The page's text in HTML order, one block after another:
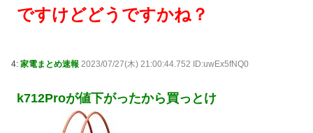
ですけどどうですかね？
4: 家電まとめ速報 2023/07/27(木) 21:00:44.752 ID:uwEx5fNQ0
k712Proが値下がったから買っとけ